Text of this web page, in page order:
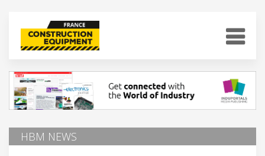
HBM NEWS